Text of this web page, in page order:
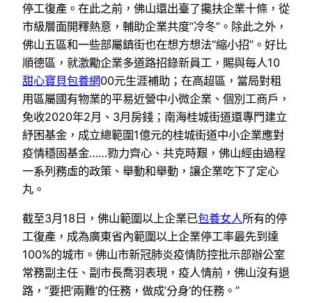
停工復產。在此之前，佛山還出臺了攙扶企業十條，從
市級層面開釋熱意，輔助企業共度“冷冬”。除此之外，
佛山五區和一些部屬鎮街也在想方想法“縮小招”。好比
順德區，就激勵企業多道路招錄新員工，賜與每人10
甜心寶貝包養網00元生涯補助；在高超區，當局對租
用區屬國有物業的平易近營中小微企業、個別工商戶，
免收2020年2月、3月房錢；南海桂城街道還專門建立
紓困基金，成立總範圍1億元的桂城街道中小企業應對
疫情穩固基金……勠力齊心、共克時艱，佛山經由過程
一系列務虛的政策、舉動和舉動，讓企業吃下了定心
丸。
截至3月18日，佛山範圍以上企業已包養女人所有的停
工復產，成為廣東省內範圍以上企業停工率最先到達
100%的城市。佛山市新冠肺炎疫情防控批示部辦公室
常務副主任、副市長喬羽表現，疫人情前，佛山沒有退
路，“要把‘兩難’的任務，做成‘分身’的任務。”